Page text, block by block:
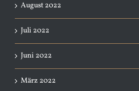
August 2022
Juli 2022
Juni 2022
März 2022